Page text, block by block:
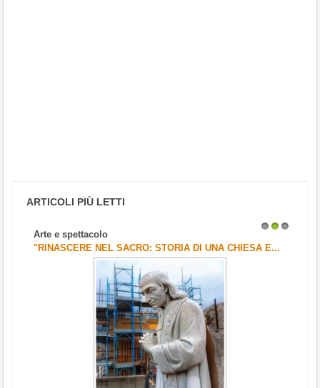
ARTICOLI PIÙ LETTI
Arte e spettacolo
"RINASCERE NEL SACRO: STORIA DI UNA CHIESA E...